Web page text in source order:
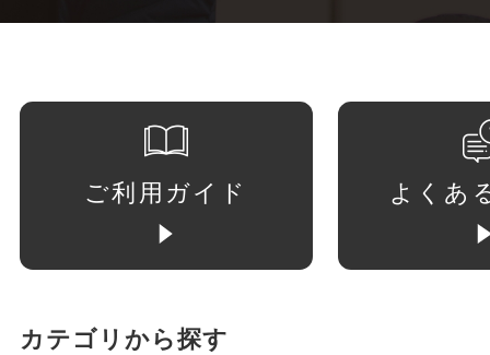
ご利用ガイド よくあ
カテゴリから探す